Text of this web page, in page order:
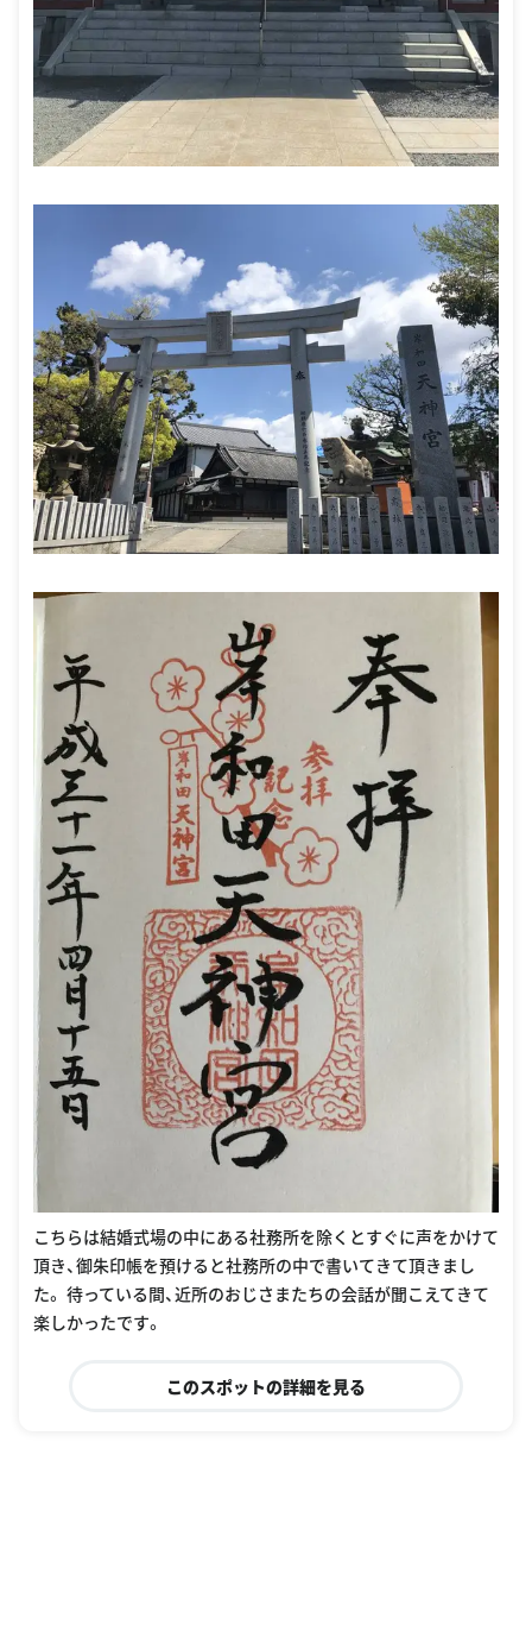
こちらは結婚式場の中にある社務所を除くとすぐに声をかけて
頂き、御朱印帳を預けると社務所の中で書いてきて頂きまし
た。 待っている間、近所のおじさまたちの会話が聞こえてきて
楽しかったです。
このスポットの詳細を見る